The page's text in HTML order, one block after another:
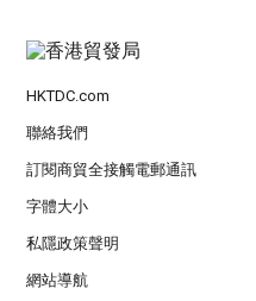
HKTDC.com
聯絡我們
訂閱商貿全接觸電郵通訊
字體大小
私隱政策聲明
網站導航